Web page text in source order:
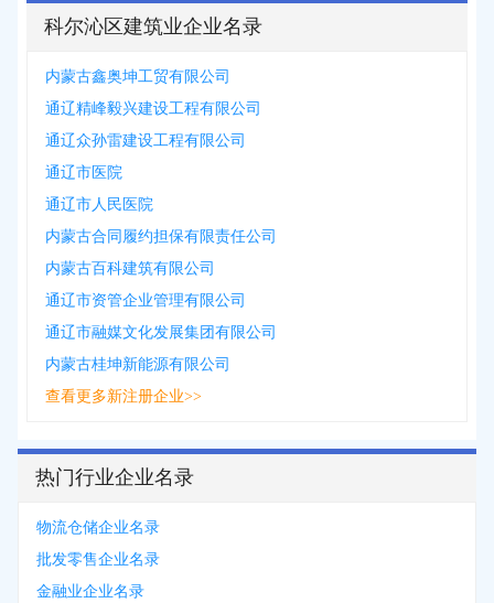
科尔沁区建筑业企业名录
内蒙古鑫奥坤工贸有限公司
通辽精峰毅兴建设工程有限公司
通辽众孙雷建设工程有限公司
通辽市医院
通辽市人民医院
内蒙古合同履约担保有限责任公司
内蒙古百科建筑有限公司
通辽市资管企业管理有限公司
通辽市融媒文化发展集团有限公司
内蒙古桂坤新能源有限公司
查看更多新注册企业>>
热门行业企业名录
物流仓储企业名录
批发零售企业名录
金融业企业名录